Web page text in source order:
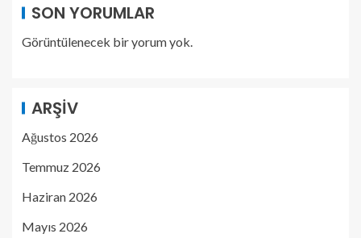
SON YORUMLAR
Görüntülenecek bir yorum yok.
ARŞIV
Ağustos 2026
Temmuz 2026
Haziran 2026
Mayıs 2026